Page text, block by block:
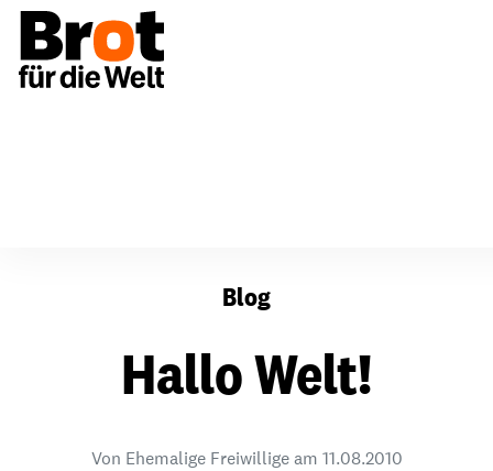
Blog
Hallo Welt!
Von Ehemalige Freiwillige am 11.08.2010